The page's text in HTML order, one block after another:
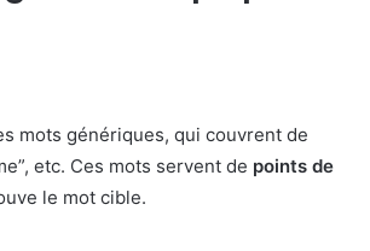
mots génériques, qui couvrent de
etc. Ces mots servent de points de
le mot cible.